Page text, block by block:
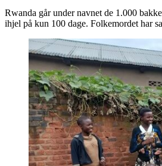
Rwanda går under navnet de 1.000
ihjel på kun 100 dage. Folkemordet har